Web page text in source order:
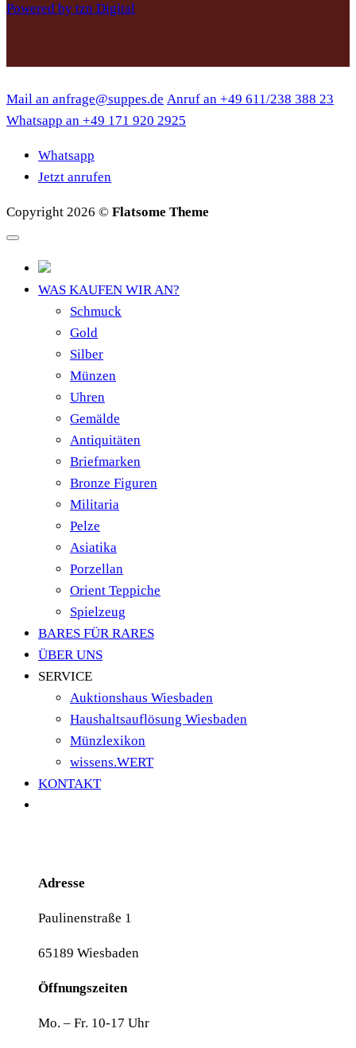
Powered by tzn Digital
Mail an anfrage@suppes.de Anruf an +49 611/238 388 23
Whatsapp an +49 171 920 2925
Whatsapp
Jetzt anrufen
Copyright 2026 © Flatsome Theme
WAS KAUFEN WIR AN?
Schmuck
Gold
Silber
Münzen
Uhren
Gemälde
Antiquitäten
Briefmarken
Bronze Figuren
Militaria
Pelze
Asiatika
Porzellan
Orient Teppiche
Spielzeug
BARES FÜR RARES
ÜBER UNS
SERVICE
Auktionshaus Wiesbaden
Haushaltsauflösung Wiesbaden
Münzlexikon
wissens.WERT
KONTAKT
Adresse
Paulinenstraße 1
65189 Wiesbaden
Öffnungszeiten
Mo. – Fr. 10-17 Uhr